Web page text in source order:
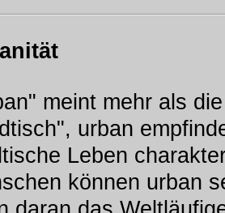
meint mehr als
urban
Leben
können urban